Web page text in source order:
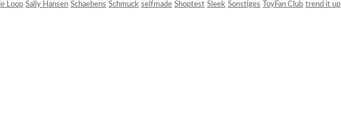
Loop Sally Hansen Schaebens Schmuck selfmade Shoptest Sleek Sonstiges ToyFan Club trend it up